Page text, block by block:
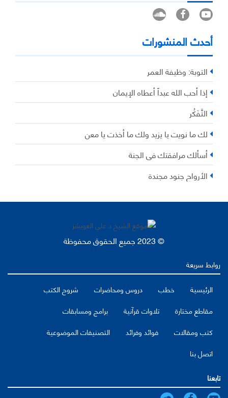
أحدث المنشورات
التوبة: وظيفة العمر
إذا أحب الله عبداً أعطاه الإيمان
التَّفَكُر
لك ما نويت يا يزيد ولك ما أخذت يا معن
أسألك مرافقتك في الجنة
الأرواح جنود مجندة
© 2023 جميع الحقوق محفوظة
روابط سريعة
الرئيسية
خطب دروس ومحاضرات
شروح الكتب
مقاطع مختارة
تلاوات قرآنية
برامج ومسابقات
كتب ومقالات
فوائد وفرائد
التصنيفات الموضوعية
اتصل بنا
تابعنا